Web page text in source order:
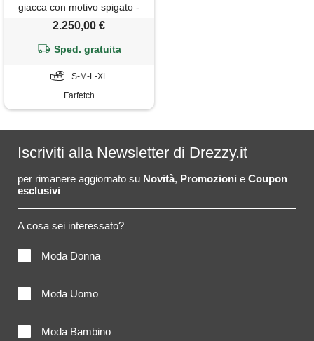
giacca con motivo spigato -
toni neutri
2.250,00 €
Sped. gratuita
S-M-L-XL
Farfetch
Iscriviti alla Newsletter di Drezzy.it
per rimanere aggiornato su Novità, Promozioni e Coupon
esclusivi
A cosa sei interessato?
Moda Donna
Moda Uomo
Moda Bambino